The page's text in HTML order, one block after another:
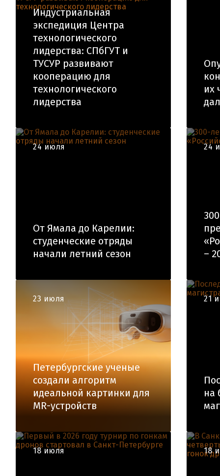
Индустриальная
экспедиция Центра
технологического
лидерства: СПбГУТ и
ТУСУР развивают
кооперацию для
технологического
лидерства
их
24 июля
От Ямала до Карелии:
студенческие отряды
начали летний сезон
24
–
23 июля
Петербургские ученые
создали алгоритм
идеальной картинки для
MR-устройств
21
на
18 июля 18